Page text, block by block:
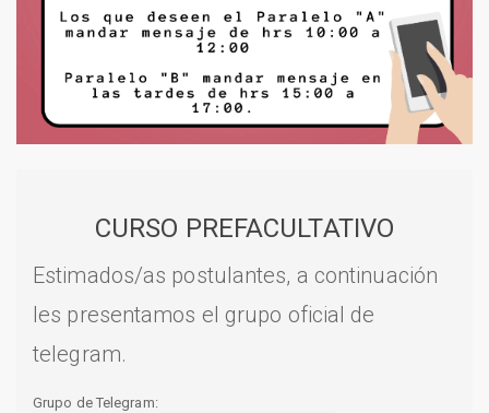
CURSO PREFACULTATIVO
Estimados/as postulantes, a continuación
les presentamos el grupo oficial de
telegram.
Grupo de Telegram: